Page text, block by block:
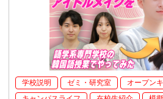
学校説明 ゼミ・研究室
オープン